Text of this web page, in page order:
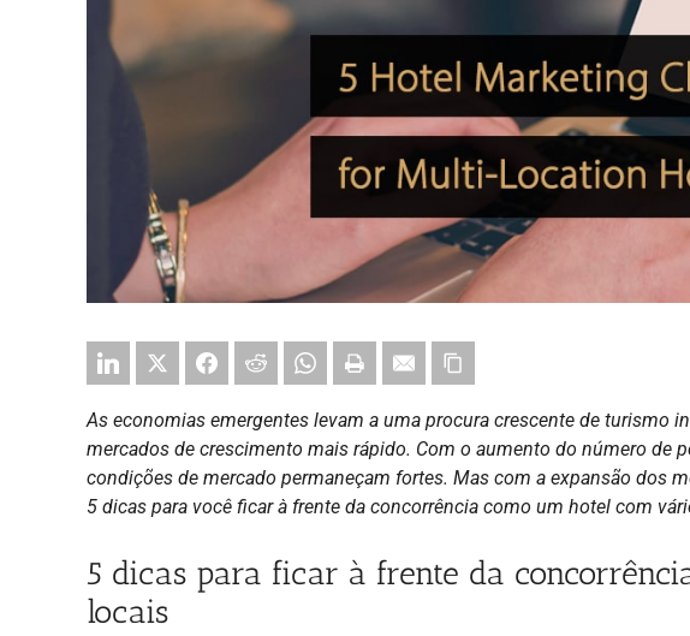
As economias emergentes levam a uma procura crescente de turismo
mercados de crescimento mais rápido. Com o aumento do número de
condições de mercado permaneçam fortes. Mas com a expansão dos
5 dicas para você ficar à frente da concorrência como um hotel com
5 dicas para ficar à frente da
locais